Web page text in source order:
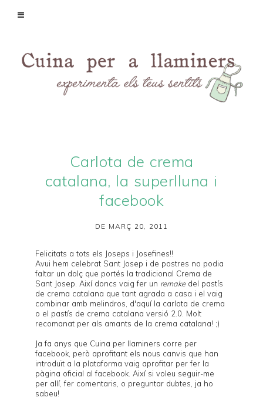
Carlota de crema
catalana, la superlluna i
facebook
DE MARÇ 20, 2011
Felicitats a tots els Joseps i Josefines!!
Avui hem celebrat Sant Josep i de postres no podia
faltar un dolç que portés la tradicional Crema de
Sant Josep . Així doncs vaig fer un remakedel pastís
de crema catalana que tant agrada a casa i el vaig
combinar amb melindros, d'aquí la carlota de crema
o el pastís de crema catalana versió 2.0. Molt
recomanat per als amants de la crema catalana! ;)
Ja fa anys que Cuina per llaminers corre per
facebook, però aprofitant els nous canvis que han
introduït a la plataforma vaig aprofitar per fer la
pàgina oficial alfacebook . Així si voleu seguir-me
per allí, fer comentaris, o preguntar dubtes, ja ho
sabeu!